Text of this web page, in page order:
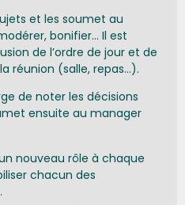
et les soumet au
bonifier… Il est
de l’ordre de jour et de
réunion (salle, repas…).
de noter les décisions
ensuite au manager
nouveau rôle à chaque
chacun des